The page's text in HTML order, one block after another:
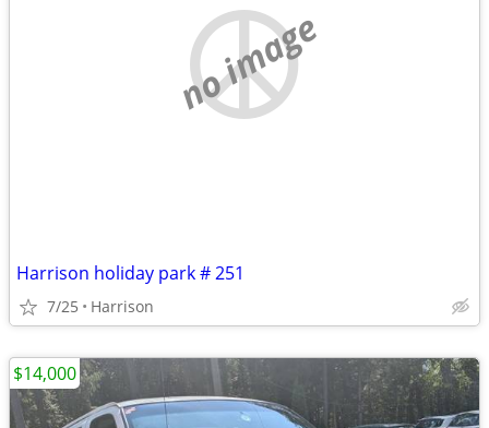
no image
Harrison holiday park # 251
7/25 Harrison
$14,000